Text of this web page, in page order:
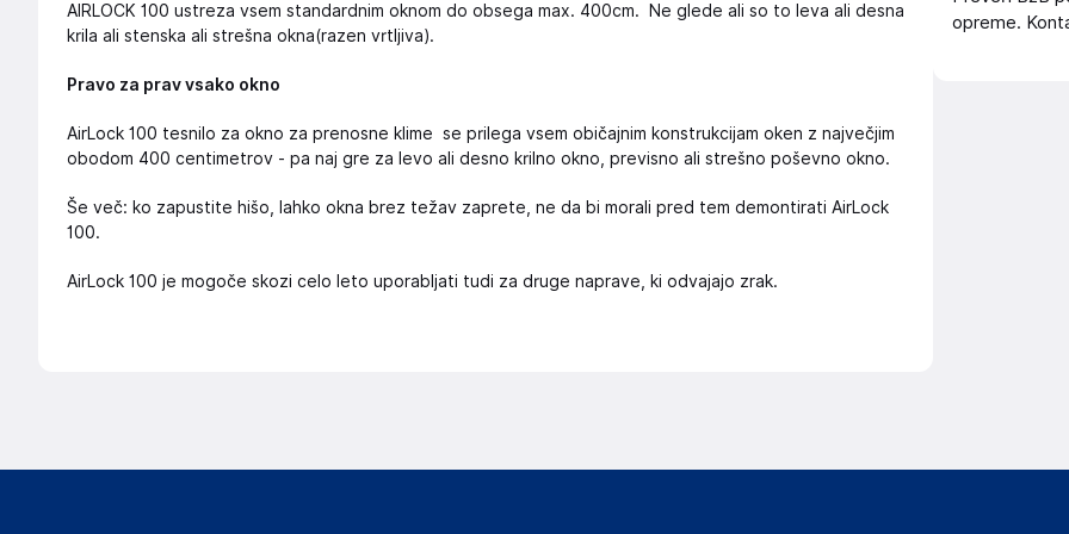
AIRLOCK 100 ustreza vsem standardnim oknom do obsega max. 400cm. Ne glede ali so to leva ali desna
krila ali stenska ali strešna okna(razen vrtljiva).
Pravo za prav vsako okno
AirLock 100 tesnilo za okno za prenosne klime se prilega vsem običajnim konstrukcijam oken z največjim
obodom 400 centimetrov - pa naj gre za levo ali desno krilno okno, previsno ali strešno poševno okno.
Še več: ko zapustite hišo, lahko okna brez težav zaprete, ne da bi morali pred tem demontirati AirLock
100.
AirLock 100 je mogoče skozi celo leto uporabljati tudi za druge naprave, ki odvajajo zrak.
opreme.